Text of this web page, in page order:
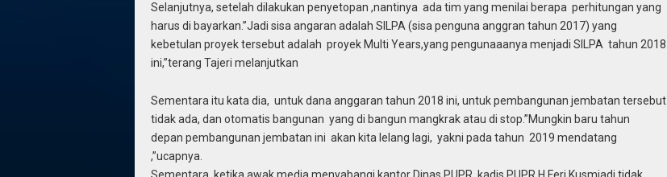
Selanjutnya, setelah dilakukan penyetopan ,nantinya ada tim yang menilai berapa perhitungan yang
harus di bayarkan.”Jadi sisa angaran adalah SILPA (sisa penguna anggran tahun 2017) yang
kebetulan proyek tersebut adalah proyek Multi Years,yang pengunaaanya menjadi SILPA tahun 2018
ini,”terang Tajeri melanjutkan
Sementara itu kata dia, untuk dana anggaran tahun 2018 ini, untuk pembangunan jembatan tersebut
tidak ada, dan otomatis bangunan yang di bangun mangkrak atau di stop.”Mungkin baru tahun
depan pembangunan jembatan ini akan kita lelang lagi, yakni pada tahun 2019 mendatang
,”ucapnya.